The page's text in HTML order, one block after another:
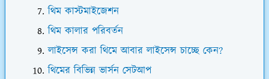
থিম কাস্টমাইজেশন
থিম কালার পরিবর্তন
লাইসেন্স করা থিমে আবার লাইসেন্স চাচ্ছে কেন?
থিমের বিভিন্ন ভার্সন সেটআপ